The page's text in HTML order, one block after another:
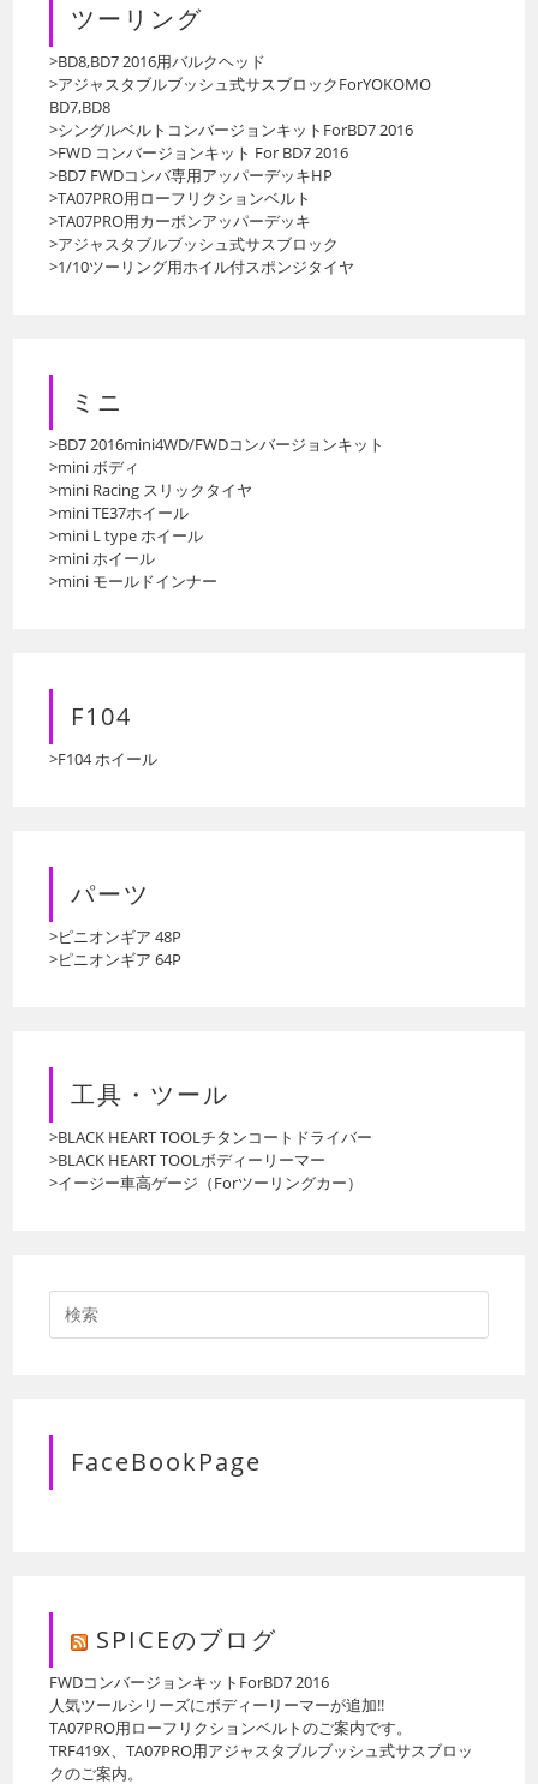
ツーリング
>BD8,BD7 2016用バルクヘッド
>アジャスタブルブッシュ式サスブロックForYOKOMO
BD7,BD8
>シングルベルトコンバージョンキットForBD7 2016
>FWD コンバージョンキット For BD7 2016
>BD7 FWDコンバ専用アッパーデッキHP
>TA07PRO用ローフリクションベルト
>TA07PRO用カーボンアッパーデッキ
>アジャスタブルブッシュ式サスブロック
>1/10ツーリング用ホイル付スポンジタイヤ
ミニ
>BD7 2016mini4WD/FWDコンバージョンキット
>mini ボディ
>mini Racing スリックタイヤ
>mini TE37ホイール
>mini L type ホイール
>mini ホイール
>mini モールドインナー
F104
>F104 ホイール
パーツ
>ピニオンギア 48P
>ピニオンギア 64P
工具・ツール
>BLACK HEART TOOLチタンコートドライバー
>BLACK HEART TOOLボディーリーマー
>イージー車高ゲージ（Forツーリングカー）
FaceBookPage
SPICEのブログ
FWDコンバージョンキットForBD7 2016
人気ツールシリーズにボディーリーマーが追加!!
TA07PRO用ローフリクションベルトのご案内です。
TRF419X、TA07PRO用アジャスタブルブッシュ式サスブロッ
クのご案内。